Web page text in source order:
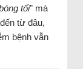
tối” mà
từ đâu,
bệnh vẫn